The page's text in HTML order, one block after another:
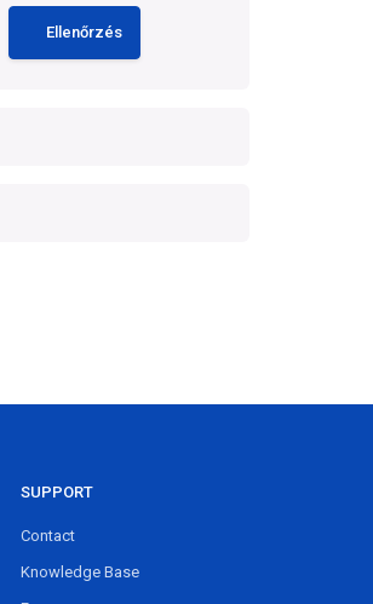
Ellenőrzés
SUPPORT
Contact
Knowledge Base